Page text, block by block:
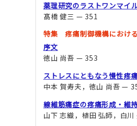
薬理研究のラストワンマイ
髙橋 健三 — 351
特集 疼痛制御機構におけ
序文
徳山 尚吾 — 353
ストレスにともなう慢性疼
中本 賀寿夫，徳山 尚吾 —
線維筋痛症の疼痛形成・維
山下 志織，植田 弘師，白